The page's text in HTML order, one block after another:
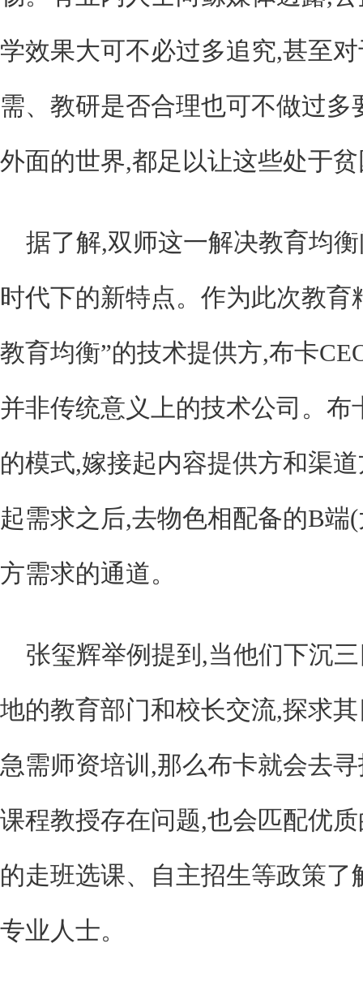
学效果大可不必过多追究,甚至
需、教研是否合理也可不做过
外面的世界,都足以让这些处于
据了解,双师这一解决教育均
时代下的新特点。作为此次教育
教育均衡”的技术提供方,布卡
并非传统意义上的技术公司。
的模式,嫁接起内容提供方和渠
起需求之后,去物色相配备的B端
方需求的通道。
张玺辉举例提到,当他们下沉
地的教育部门和校长交流,探求
急需师资培训,那么布卡就会去
课程教授存在问题,也会匹配优
的走班选课、自主招生等政策
专业人士。